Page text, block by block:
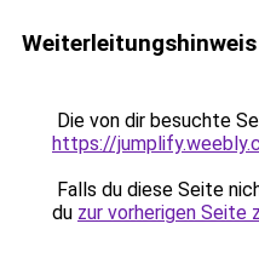
Weiterleitungshinweis
Die von dir besuchte
https://
Falls du diese Seite
du zur vorherigen Seite